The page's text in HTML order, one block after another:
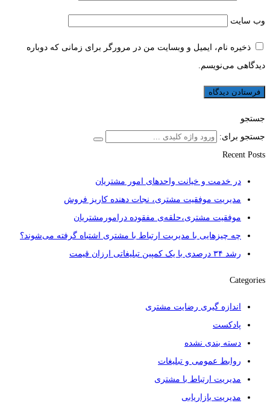
وب‌ سایت
ذخیره نام، ایمیل و وبسایت من در مرورگر برای زمانی که دوباره
دیدگاهی می‌نویسم.
جستجو
جستجو برای:
Recent Posts
در خدمت و خیانت واحدهای امور مشتریان
مدیریت موفقیت مشتری، نجات دهنده کاریز فروش
موفقیت مشتری،حلقه‌ی مفقوده درامورمشتریان
چه چیزهایی با مدیریت ارتباط با مشتری اشتباه گرفته می‌شوند؟
رشد ۳۴ درصدی با یک کمپین تبلیغاتی ارزان قیمت
Categories
اندازه گیری رضایت مشتری
پادکست
دسته بندی نشده
روابط عمومی و تبلیغات
مدیریت ارتباط با مشتری
مدیریت بازاریابی